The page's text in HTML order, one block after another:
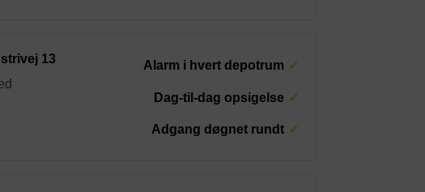
13
Alarm i hvert depotrum
Dag-til-dag opsigelse
Adgang døgnet rundt